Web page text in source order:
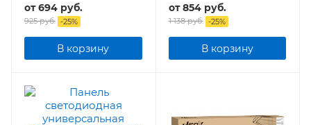
IP40
от694 руб.
925 руб. -25%
В корзину
БАП-10W90 IP40
595х595x22мм
от854 руб.
1 138 руб. -25%
В корзину